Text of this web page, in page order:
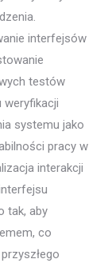
interfejsów
testów
weryfikacji
systemu jako
pracy w
interakcji
tak, aby
co